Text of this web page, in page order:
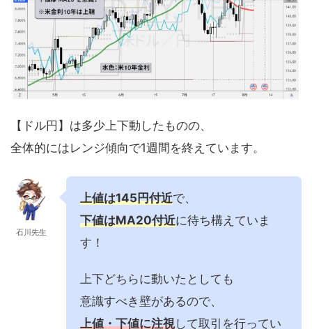
【ドル円】は多少上下動したものの、
全体的にはレンジ傾向で1週間を終えています。
石川先生
上値は145円付近で、
下値はMA20付近に待ち構えていま
す！
上下どちらに動いたとしても
意識すべき壁があるので、
上値・下値に注視して取引を行ってい